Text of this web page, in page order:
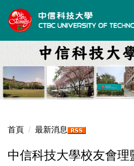
到
主
容
區
首頁 最新消息
中信科技大學校友會理